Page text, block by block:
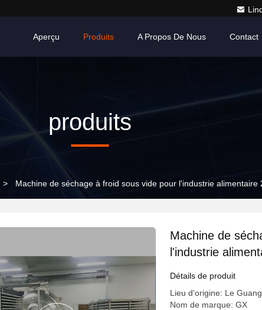
Aperçu Produits A Propos De Nous Contact
produits
> Machine de séchage à froid sous vide pour l'industrie alimentaire
Machine de
l'industrie
Détails de produit
Lieu d'origine: Le
Nom de marque: GX